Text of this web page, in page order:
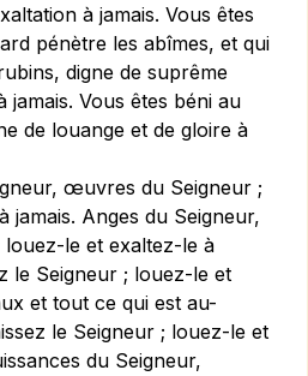
à jamais. Vous êtes
pénètre les abîmes, et qui
digne de suprême
jamais. Vous êtes béni au
de louange et de gloire à
œuvres du Seigneur ;
jamais. Anges du Seigneur,
louez-le et exaltez-le à
le Seigneur ; louez-le et
et tout ce qui est au-
le Seigneur ; louez-le et
du Seigneur,